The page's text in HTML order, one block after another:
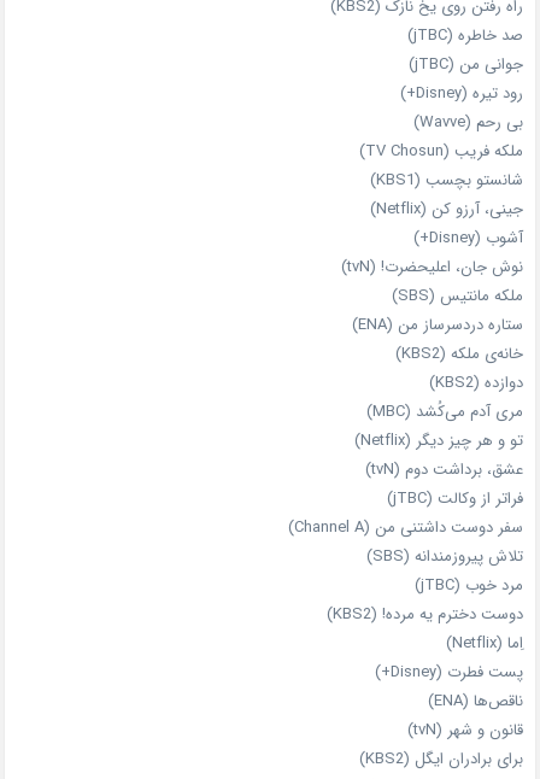
راه رفتن روی یخ نازک (KBS2)
صد خاطره (jTBC)
جوانی من (jTBC)
رود تیره (Disney+)
بی‌ رحم (Wavve)
ملکه فریب (TV Chosun)
شانستو بچسب (KBS1)
جینی، آرزو کن (Netflix)
آشوب (Disney+)
نوش جان، اعلیحضرت! (tvN)
ملکه‌ مانتیس (SBS)
ستاره دردسرساز من (ENA)
خانه‌ی ملکه (KBS2)
دوازده (KBS2)
مری آدم می‌کُشد (MBC)
تو و هر چیز دیگر (Netflix)
عشق، برداشت دوم (tvN)
فراتر از وکالت (jTBC)
سفر دوست‌ داشتنی من (Channel A)
تلاش پیروزمندانه (SBS)
مرد خوب (jTBC)
دوست دخترم یه مرده! (KBS2)
اِما (Netflix)
پست فطرت (Disney+)
ناقص‌ها (ENA)
قانون و شهر (tvN)
برای برادران ایگل (KBS2)